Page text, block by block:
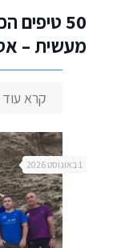
50
מעשית –
קרא עוד
1 באוגוסט 2026